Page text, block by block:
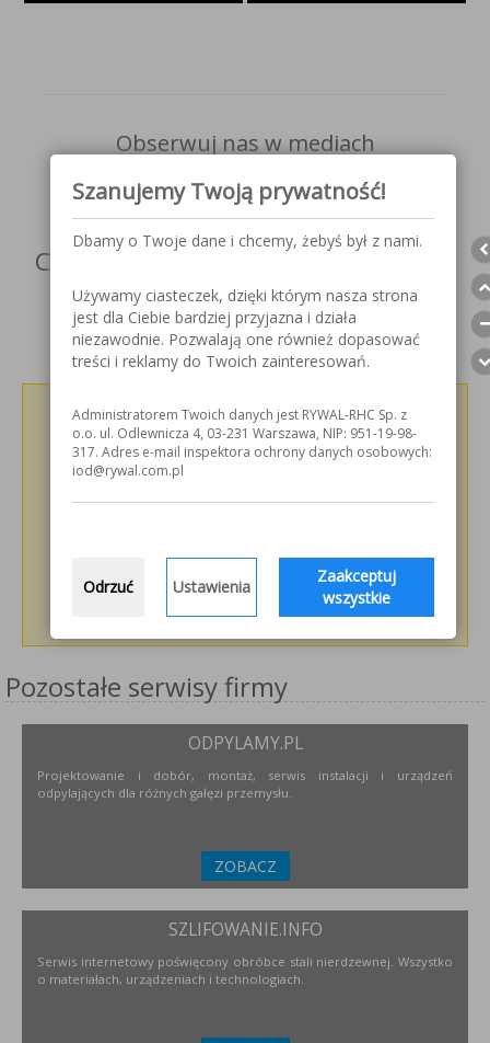
Obserwuj nas w mediach
Czy artykuł był dla Ciebie przydatny?
Podziel się z innymi!
Pozostałe serwisy firmy
ODPYLAMY.PL
Projektowanie i dobór, montaż, serwis instalacji i urządzeń
odpylających dla różnych gałęzi przemysłu.
ZOBACZ
SZLIFOWANIE.INFO
Serwis internetowy poświęcony obróbce stali nierdzewnej. Wszystko
o materiałach, urządzeniach i technologiach.
Szanujemy Twoją prywatność!
Dbamy o Twoje dane i chcemy, żebyś był z nami.
Używamy ciasteczek, dzięki którym nasza strona
jest dla Ciebie bardziej przyjazna i działa
niezawodnie. Pozwalają one również dopasować
treści i reklamy do Twoich zainteresowań.
Administratorem Twoich danych jest RYWAL-RHC Sp. z
o.o. ul. Odlewnicza 4, 03-231 Warszawa, NIP: 951-19-98-
317. Adres e-mail inspektora ochrony danych osobowych:
iod@rywal.com.pl
Odrzuć Ustawienia
Zaakceptuj
wszystkie